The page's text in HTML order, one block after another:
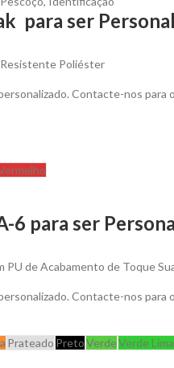
para ser
Poliéster
Contacte-nos
6 para ser
PU de Acabamento de Toque
Contacte-nos
Prateado PretoVerdeVerde Lima